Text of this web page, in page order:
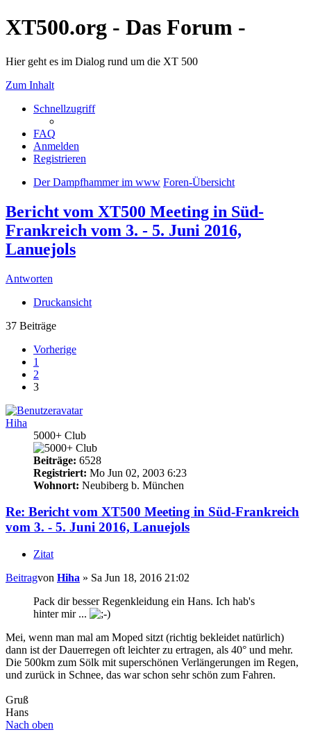
XT500.org - Das Forum -
Hier geht es im Dialog rund um die XT 500
Zum Inhalt
Schnellzugriff
FAQ
Anmelden
Registrieren
Der Dampfhammer im www Foren-Übersicht
Bericht vom XT500 Meeting in Süd-
Frankreich vom 3. - 5. Juni 2016,
Lanuejols
Antworten
Druckansicht
37 Beiträge
Vorherige
1
2
3
Hiha
5000+ Club
Beiträge: 6528
Registriert: Mo Jun 02, 2003 6:23
Wohnort: Neubiberg b. München
Re: Bericht vom XT500 Meeting in Süd-Frankreich
vom 3. - 5. Juni 2016, Lanuejols
Zitat
Beitragvon Hiha » Sa Jun 18, 2016 21:02
Pack dir besser Regenkleidung ein Hans. Ich hab's
hinter mir ...
Mei, wenn man mal am Moped sitzt (richtig bekleidet natürlich)
dann ist der Dauerregen oft leichter zu ertragen, als 40° und mehr.
Die 500km zum Sölk mit superschönen Verlängerungen im Regen,
und zurück in Schnee, das war schon sehr schön zum Fahren.
Gruß
Hans
Nach oben